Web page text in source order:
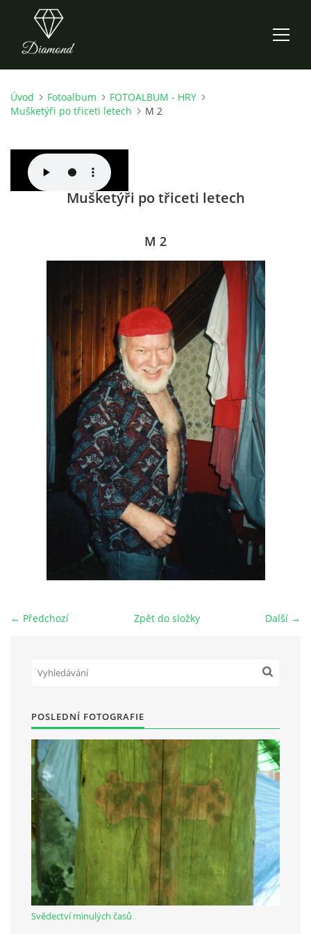
ÚVOD
O NÁS
KDY, KDE A CO HRAJEME
HRY OD ROKU 1973
VIDEOZÁZNAMY Z HER
FOTOALBUM
ČLENOVÉ - SOUČASNOST
HRY DO ROKU 1973
MÍSTO PRO VAŠE VZKAZY!!
Občanská vzdělávací jednota "Komenský" v Choceradech z.s.
257 24 Chocerady
IČ: 498 28 614
Kontaktní osoba:
Mgr. Miroslava Cinkeisová
723 967 851
Mirkaci@email.cz
© 2026 eStránky.cz RSS
Úvod Fotoalbum
FOTOALBUM - HRY
Mušketýři po třiceti letech
M 2
Mušketýři po třiceti letech
M 2
← Předchozí Další →
Zpět do složky
POSLEDNÍ FOTOGRAFIE
Svědectví minulých časů